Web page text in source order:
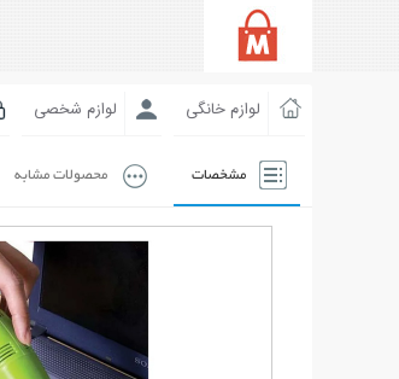
لوازم خانگی لوازم شخصی
مشخصات محصولات مشابه